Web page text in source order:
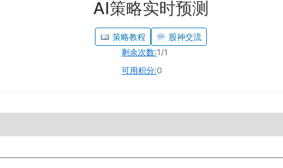
AI策略实时预测
策略教程
股神交流
剩余次数:1/1
可用积分:0